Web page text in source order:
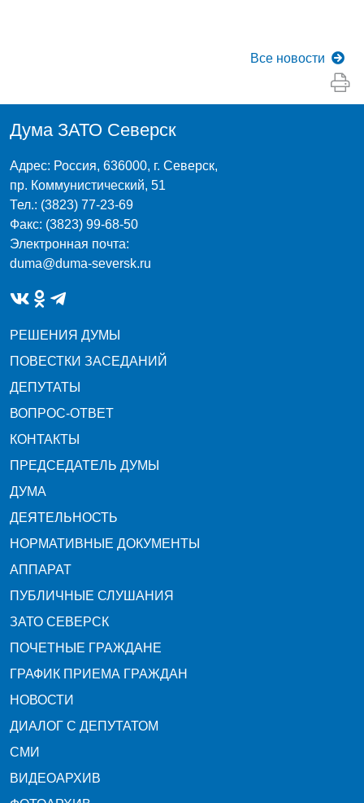
Все новости
Дума ЗАТО Северск
Адрес: Россия, 636000, г. Северск,
пр. Коммунистический, 51
Тел.: (3823) 77-23-69
Факс: (3823) 99-68-50
Электронная почта:
duma@duma-seversk.ru
РЕШЕНИЯ ДУМЫ
ПОВЕСТКИ ЗАСЕДАНИЙ
ДЕПУТАТЫ
ВОПРОС-ОТВЕТ
КОНТАКТЫ
ПРЕДСЕДАТЕЛЬ ДУМЫ
ДУМА
ДЕЯТЕЛЬНОСТЬ
НОРМАТИВНЫЕ ДОКУМЕНТЫ
АППАРАТ
ПУБЛИЧНЫЕ СЛУШАНИЯ
ЗАТО СЕВЕРСК
ПОЧЕТНЫЕ ГРАЖДАНЕ
ГРАФИК ПРИЕМА ГРАЖДАН
НОВОСТИ
ДИАЛОГ С ДЕПУТАТОМ
СМИ
ВИДЕОАРХИВ